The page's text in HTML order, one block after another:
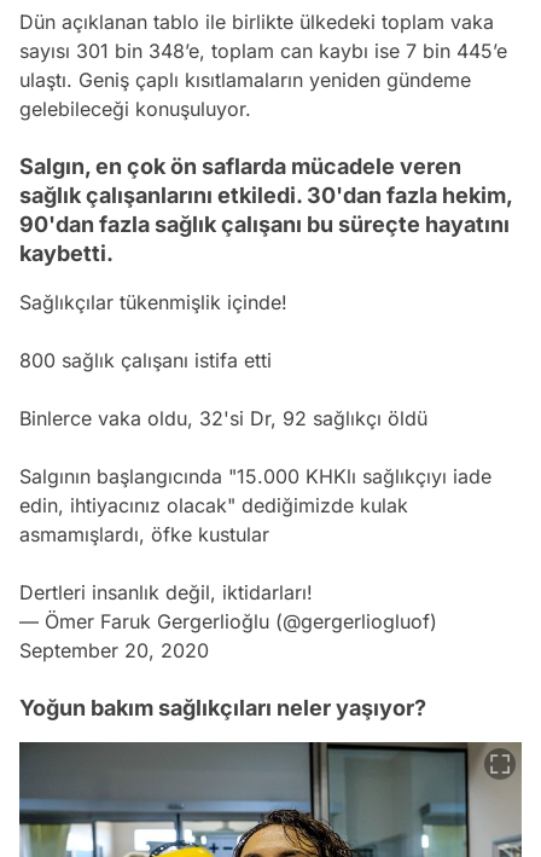
Dün açıklanan tablo ile birlikte ülkedeki toplam vaka
sayısı 301 bin 348’e, toplam can kaybı ise 7 bin 445’e
ulaştı. Geniş çaplı kısıtlamaların yeniden gündeme
gelebileceği konuşuluyor.
Salgın, en çok ön saflarda mücadele veren
sağlık çalışanlarını etkiledi. 30'dan fazla hekim,
90'dan fazla sağlık çalışanı bu süreçte hayatını
kaybetti.
Sağlıkçılar tükenmişlik içinde!
800 sağlık çalışanı istifa etti
Binlerce vaka oldu, 32'si Dr, 92 sağlıkçı öldü
Salgının başlangıcında "15.000 KHKlı sağlıkçıyı iade
edin, ihtiyacınız olacak" dediğimizde kulak
asmamışlardı, öfke kustular
Dertleri insanlık değil, iktidarları!
— Ömer Faruk Gergerlioğlu (@gergerliogluof)
September 20, 2020
Yoğun bakım sağlıkçıları neler yaşıyor?